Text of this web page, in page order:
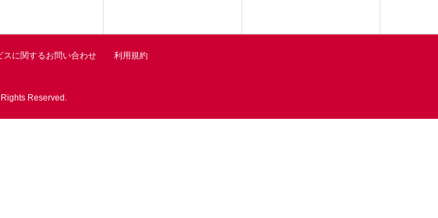
スに関するお問い合わせ 利用規約
Reserved.